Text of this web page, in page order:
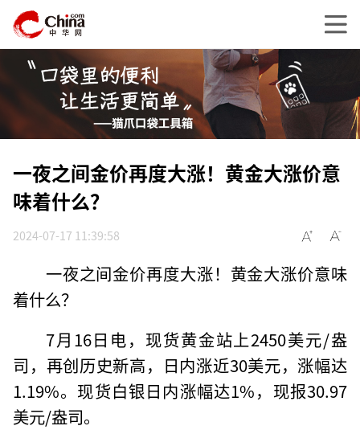
一夜之间金价再度大涨！黄金大涨价意
味着什么？
2024-07-17 11:39:58
一夜之间金价再度大涨！黄金大涨价意味
着什么？
7月16日电，现货黄金站上2450美元/盎
司，再创历史新高，日内涨近30美元，涨幅达
1.19%。现货白银日内涨幅达1%，现报30.97
美元/盎司。